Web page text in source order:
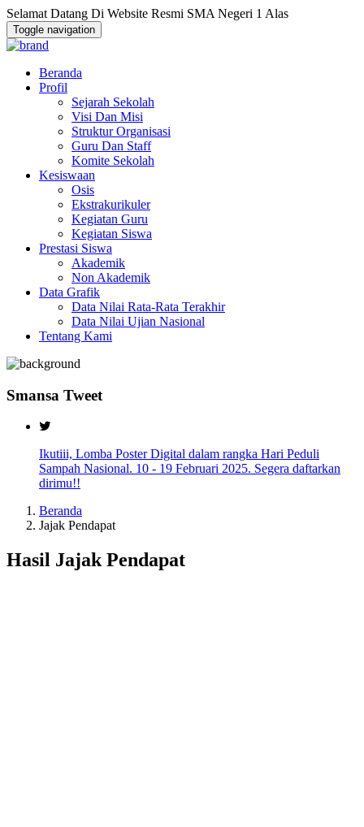
Selamat Datang Di Website Resmi SMA Negeri 1 Alas
Toggle navigation
Beranda
Profil
Sejarah Sekolah
Visi Dan Misi
Struktur Organisasi
Guru Dan Staff
Komite Sekolah
Kesiswaan
Osis
Ekstrakurikuler
Kegiatan Guru
Kegiatan Siswa
Prestasi Siswa
Akademik
Non Akademik
Data Grafik
Data Nilai Rata-Rata Terakhir
Data Nilai Ujian Nasional
Tentang Kami
Smansa Tweet
Ikutiii, Lomba Poster Digital dalam rangka Hari Peduli
Sampah Nasional. 10 - 19 Februari 2025. Segera daftarkan
dirimu!!
Beranda
Jajak Pendapat
Hasil Jajak Pendapat